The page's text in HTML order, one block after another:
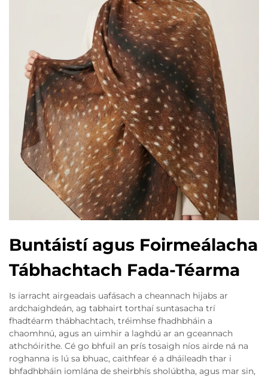
Buntáistí agus Foirmeálacha
Tábhachtach Fada-Téarma
Is iarracht airgeadais uafásach a cheannach hijabs ar
ardchaighdeán, ag tabhairt torthaí suntasacha trí
fhadtéarm thábhachtach, tréimhse fhadhbháin a
chaomhnú, agus an uimhir a laghdú ar an gceannach
athchóirithe. Cé go bhfuil an prís tosaigh níos airde ná na
roghanna is lú sa bhuac, caithfear é a dháileadh thar i
bhfadhbháin iomlána de sheirbhís sholúbtha, agus mar sin,